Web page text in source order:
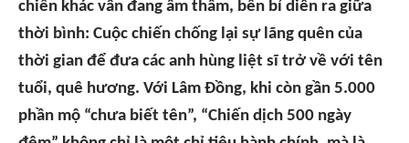
chiến khác vẫn đang âm thầm, bền bỉ diễn ra giữa
thời bình: Cuộc chiến chống lại sự lãng quên của
thời gian để đưa các anh hùng liệt sĩ trở về với tên
tuổi, quê hương. Với Lâm Đồng, khi còn gần 5.000
phần mộ “chưa biết tên”, “Chiến dịch 500 ngày